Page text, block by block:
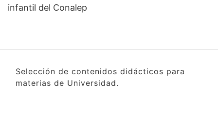
infantil del Conalep
Selección de contenidos didácticos para
materias de Universidad.